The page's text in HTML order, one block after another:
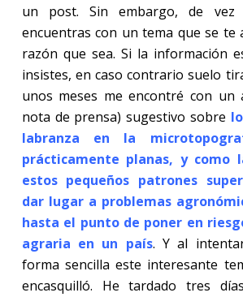
un post. Sin embargo, de vez
encuentras con un tema que se te
razón que sea. Si la información
insistes, en caso contrario suelo
unos meses me encontré con un
nota de prensa) sugestivo sobre
labranza en la
prácticamente planas, y como
estos pequeños patrones
dar lugar a problemas
hasta el punto de poner en
agraria en un país. Y al
forma sencilla este interesante
encasquilló. He tardado tres